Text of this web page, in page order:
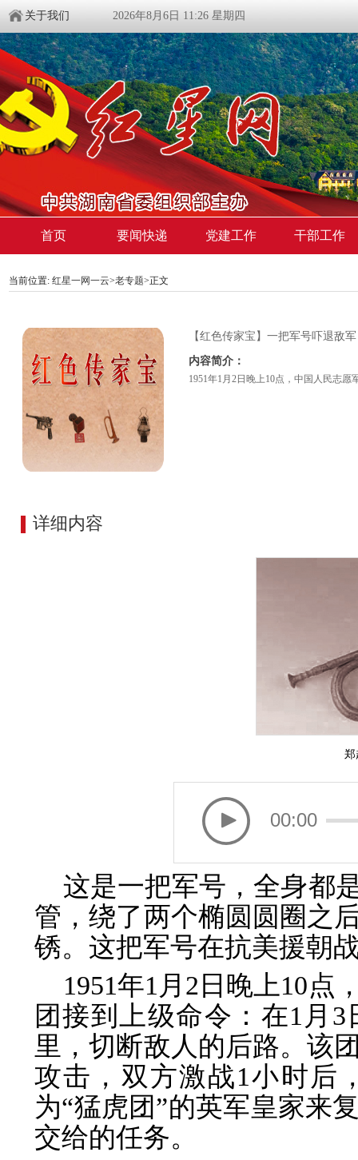
关于我们 2026年8月6日 11:26 星期四
首页 要闻快递 党建工作 干部工作
当前位置: 红星一网一云>老专题>正文
【红色传家宝】一把军号吓退敌军
内容简介：
1951年1月2日晚上10点，中国人民志
详细内容
郑
00:00
这是一把军号，全身都
管，绕了两个椭圆圆圈之
锈。这把军号在抗美援朝
1951年1月2日晚上10点
团接到上级命令：在1月
里，切断敌人的后路。该
攻击，双方激战1小时后
为“猛虎团”的英军皇家来
交给的任务。